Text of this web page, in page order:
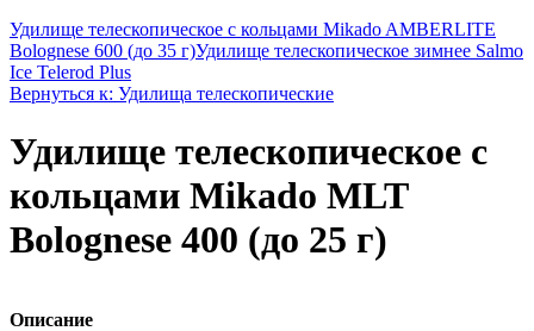
Удилище телескопическое с кольцами Mikado AMBERLITE
Bolognese 600 (до 35 г)Удилище телескопическое зимнее Salmo
Ice Telerod Plus
Вернуться к: Удилища телескопические
Удилище телескопическое с
кольцами Mikado MLT
Bolognese 400 (до 25 г)
Описание